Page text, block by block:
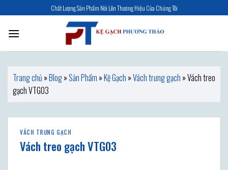
to
content
Chất Lượng Sản Phẩm Nói Lên Thương Hiệu Của Chúng Tôi
Trang chủ »Blog»Sản Phẩm »Kệ Gạch »Vách trưng gạch »Vách treo
gạch VTG03
VÁCH TRƯNG GẠCH
Vách treo gạch VTG03